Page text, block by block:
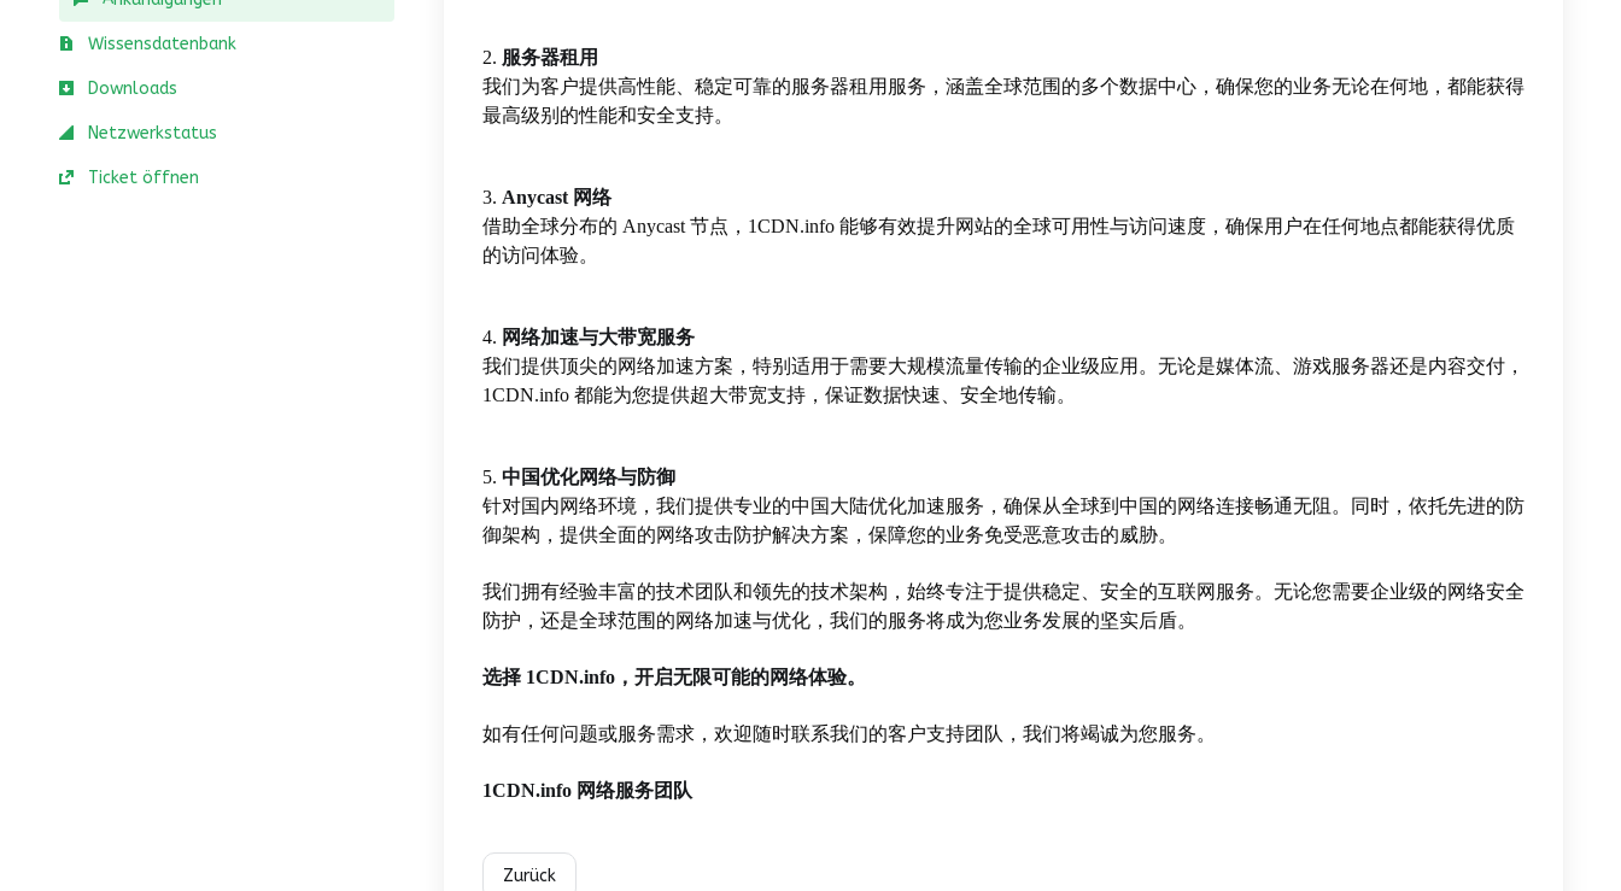
Wissensdatenbank
Downloads
Netzwerkstatus
Ticket öffnen
2. 服务器租用
我们为客户提供高性能、稳定可靠的服务器租用服务，涵盖全球范围的多个数据中心，确保您的业务无论在何地，都能获得
最高级别的性能和安全支持。
3. Anycast 网络
借助全球分布的 Anycast 节点，1CDN.info 能够有效提升网站的全球可用性与访问速度，确保用户在任何地点都能获得优质
的访问体验。
4. 网络加速与大带宽服务
我们提供顶尖的网络加速方案，特别适用于需要大规模流量传输的企业级应用。无论是媒体流、游戏服务器还是内容交付，
1CDN.info 都能为您提供超大带宽支持，保证数据快速、安全地传输。
5. 中国优化网络与防御
针对国内网络环境，我们提供专业的中国大陆优化加速服务，确保从全球到中国的网络连接畅通无阻。同时，依托先进的防
御架构，提供全面的网络攻击防护解决方案，保障您的业务免受恶意攻击的威胁。
我们拥有经验丰富的技术团队和领先的技术架构，始终专注于提供稳定、安全的互联网服务。无论您需要企业级的网络安全
防护，还是全球范围的网络加速与优化，我们的服务将成为您业务发展的坚实后盾。
选择 1CDN.info，开启无限可能的网络体验。
如有任何问题或服务需求，欢迎随时联系我们的客户支持团队，我们将竭诚为您服务。
1CDN.info 网络服务团队
Zurück